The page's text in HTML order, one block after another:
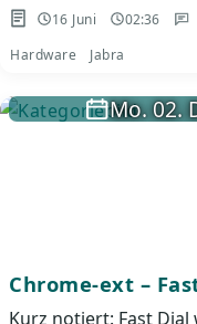
16 Juni 02:36
Hardware
Jabra
Mo. 02.
Chrome-ext –
Kurz notiert: Fast